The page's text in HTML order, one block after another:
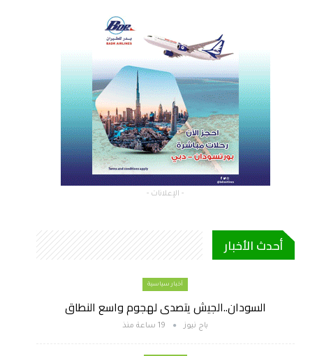
- الإعلانات -
أحدث الأخبار
أخبار سياسية
السودان..الجيش يتصدى لهجوم واسع النطاق
باج نيوز 19 ساعة منذ